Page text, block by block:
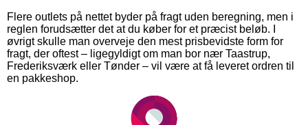
Flere outlets på nettet byder på fragt uden beregning, men i
reglen forudsætter det at du køber for et præcist beløb. I
øvrigt skulle man overveje den mest prisbevidste form for
fragt, der oftest – ligegyldigt om man bor nær Taastrup,
Frederiksværk eller Tønder – vil være at få leveret ordren til
en pakkeshop.